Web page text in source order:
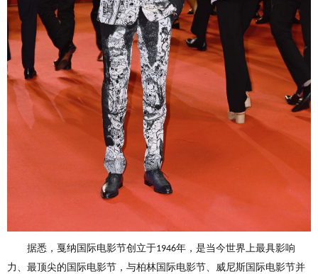
据悉，戛纳国际电影节创立于1946年，是当今世界上最具影响
力、最顶尖的国际电影节，与柏林国际电影节、威尼斯国际电影节并